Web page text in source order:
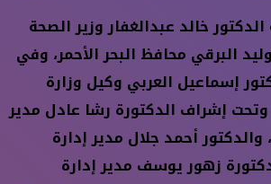
خالد عبدالغفار وزير الصحة
البرقي محافظ البحر الأحمر، وفي
إسماعيل العربي وكيل وزارة
وتحت إشراف الدكتورة رشا عادل مدير
أحمد جلال مدير إدارة
زهور يوسف مدير إدارة